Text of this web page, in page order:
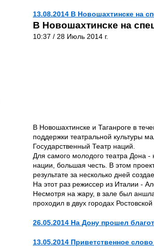
13.08.2014 В Новошахтинске на
В Новошахтинске на
10:37 / 28 Июль 2014 г.
В Новошахтинске и Таганроге в
поддержки театральной культуры
Государственный Театр наций.
Для самого молодого театра Дона -
нации, большая честь. В этом
результате за несколько дней
На этот раз режиссер из Италии -
Несмотря на жару, в зале был
проходил в двух городах
26.05.2014 На Дону прошел
13.05.2014 Приветственное